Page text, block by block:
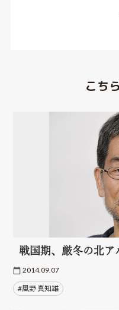
こち
戦国期、厳冬の北ア
2014.09.07
#風野 真知雄